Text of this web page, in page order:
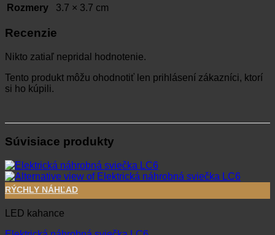
Rozmery 3.7 × 3.7 cm
Recenzie
Nikto zatiaľ nepridal hodnotenie.
Tento produkt môžu ohodnotiť len prihlásení zákazníci, ktorí
si ho kúpili.
Súvisiace produkty
RÝCHLY NÁHĽAD
LED kahance